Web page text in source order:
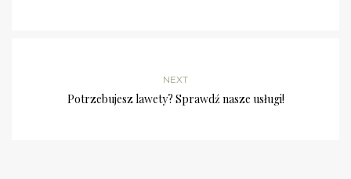
NEXT
Potrzebujesz lawety? Sprawdź nasze usługi!